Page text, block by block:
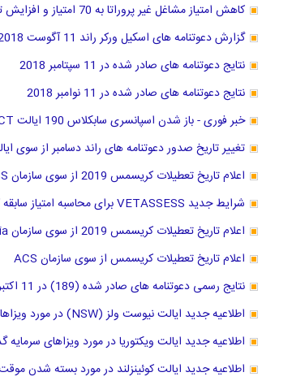
کاهش امتیاز مشاغل غیر پروراتا به 70 امتیاز و افزایش تعداد دعوتنامه
گزارش دعوتنامه های اسکیل ورکر راند 11 آگوست 2018
نتایج دعوتنامه های صادر شده در 11 سپتامبر 2018
نتایج دعوتنامه های صادر شده در 11 نوامبر 2018
خبر فوری - باز شدن اسپانسری سابکلاس 190 ایالت ACT
تغییر تاریخ صدور دعوتنامه های راند دسامبر از سوی
اعلام تاریخ تعطیلات کریسمس 2019 از سوی سازمان VETASSESS
شرایط جدید VETASSESS برای محاسبه امتیاز سابقه کار دانشجویان دکترا
اعلام تاریخ تعطیلات کریسمس 2019 از سوی سازمان Engineering Australia
اعلام تاریخ تعطیلات کریسمس از سوی سازمان ACS
نتایج رسمی دعوتنامه های صادر شده (189) در 11 اکتبر 2018
اطلاعیه جدید ایالت نیوست ولز (NSW) در مورد ویزاهای سرمایه گذاری
اطلاعیه جدید ایالت ویکتوریا در مورد ویزاهای سرمایه
اطلاعیه جدید ایالت کوئینزلند در مورد بسته شدن